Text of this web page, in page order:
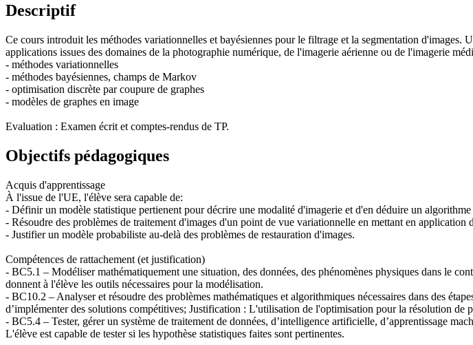
Descriptif
Ce cours introduit les méthodes variationnelles et bayésiennes pour le filtrage et la segmentation
applications issues des domaines de la photographie numérique, de l'imagerie aérienne ou de l'imagerie
- méthodes variationnelles
- méthodes bayésiennes, champs de Markov
- optimisation discrète par coupure de graphes
- modèles de graphes en image
Evaluation : Examen écrit et comptes-rendus de TP.
Objectifs pédagogiques
Acquis d'apprentissage
À l'issue de l'UE, l'élève sera capable de:
- Définir un modèle statistique pertienent pour décrire une modalité d'imagerie et d'en déduire un
- Résoudre des problèmes de traitement d'images d'un point de vue variationnelle en mettant en application
- Justifier un modèle probabiliste au-delà des problèmes de restauration d'images.
Compétences de rattachement (et justification)
- BC5.1 – Modéliser mathématiquement une situation, des données, des phénomènes physiques dans le
donnent à l'élève les outils nécessaires pour la modélisation.
- BC10.2 – Analyser et résoudre des problèmes mathématiques et algorithmiques nécessaires dans des
d’implémenter des solutions compétitives; Justification : L'utilisation de l'optimisation pour la résolution de
- BC5.4 – Tester, gérer un système de traitement de données, d’intelligence artificielle, d’apprentissage
L'élève est capable de tester si les hypothèse statistiques faites sont pertinentes.